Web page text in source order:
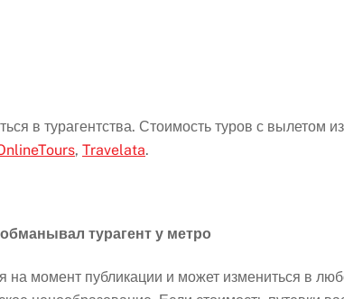
в турагентства. Стоимость туров с вылетом из
, Travelata.
турагент у метро
на момент публикации и может измениться в